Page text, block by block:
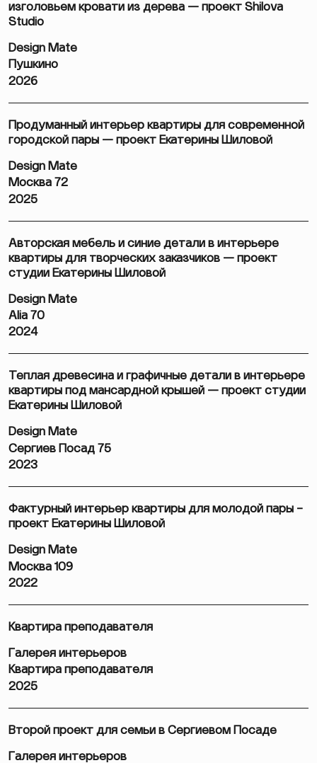
изголовьем кровати из дерева — проект Shilova
Studio
Design Mate
Пушкино
2026
Продуманный интерьер квартиры для современной
городской пары — проект Екатерины Шиловой
Design Mate
Москва 72
2025
Авторская мебель и синие детали в интерьере
квартиры для творческих заказчиков — проект
студии Екатерины Шиловой
Design Mate
Alia 70
2024
Теплая древесина и графичные детали в интерьере
квартиры под мансардной крышей — проект студии
Екатерины Шиловой
Design Mate
Сергиев Посад 75
2023
Фактурный интерьер квартиры для молодой пары –
проект Екатерины Шиловой
Design Mate
Москва 109
2022
Квартира преподавателя
Галерея интерьеров
Квартира преподавателя
2025
Второй проект для семьи в Сергиевом Посаде
Галерея интерьеров